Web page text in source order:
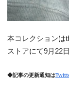
本コレクションは
ストアにて9月22
◆記事の更新通知は